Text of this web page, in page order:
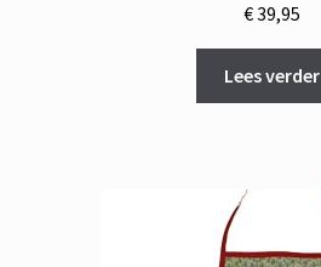
€39,95
Lees verder